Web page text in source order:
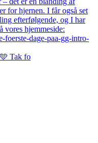
Tak fo